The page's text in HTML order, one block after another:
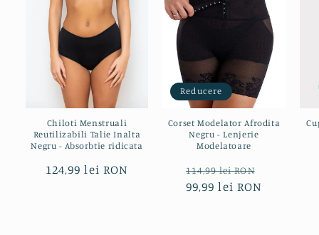
Chiloti Menstruali
Reutilizabili Talie Inalta
Negru - Absorbtie ridicata
Preț
124,99 lei RON
Reducere
Corset Modelator Afrodita
Negru - Lenjerie
Modelatoare
Preț
obișnuit
114,99 lei RON
99,99 lei RON